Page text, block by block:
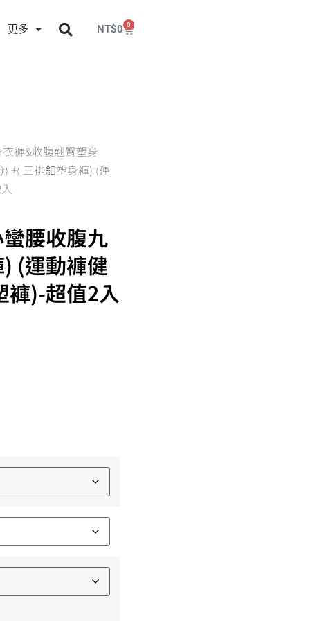
更多 NT$0 0
褲&收腹翹臀塑身
+( 三排釦塑身褲) (運
腰收腹九
(運動褲健
褲)-超值2入